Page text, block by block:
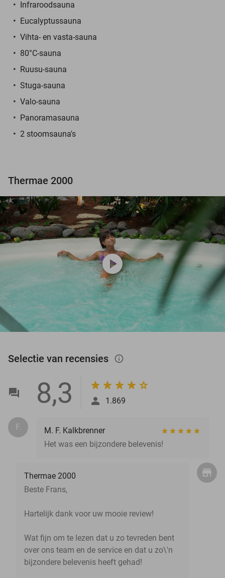
Infraroodsauna
Eucalyptussauna
Vihta- en vasta-sauna
80°C-sauna
Ruusu-sauna
Stuga-sauna
Valo-sauna
Panoramasauna
2 stoomsauna's
Thermae 2000
play_circle
Selectie van recensies info_outlined
8,3 1.869
F.
M. F. Kalkbrenner
Het was een bijzondere belevenis!
Thermae 2000
Beste Frans,
Hartelijk dank voor uw mooie review!
Wat fijn om te lezen dat u zo tevreden bent
over ons team en de service en dat u zo\'n
bijzondere belevenis heeft gehad!